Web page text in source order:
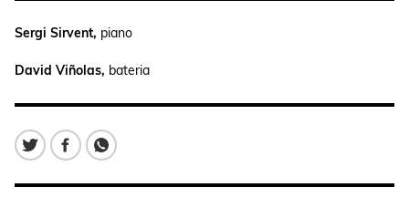
Sergi Sirvent, piano
David Viñolas, bateria